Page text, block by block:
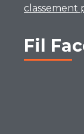
classement
Fil